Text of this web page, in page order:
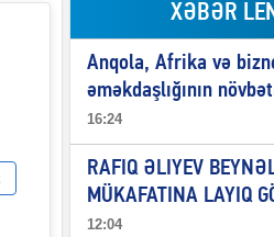
“Qeyri-səlis məntiq və
dil-nitq” elmimizə
Elşad
niyə
XƏBƏR
Anqola, Afrika və
əməkdaşlığının
16:24
RAFIQ ƏLIYEV
MÜKAFATINA LAYIQ
12:04